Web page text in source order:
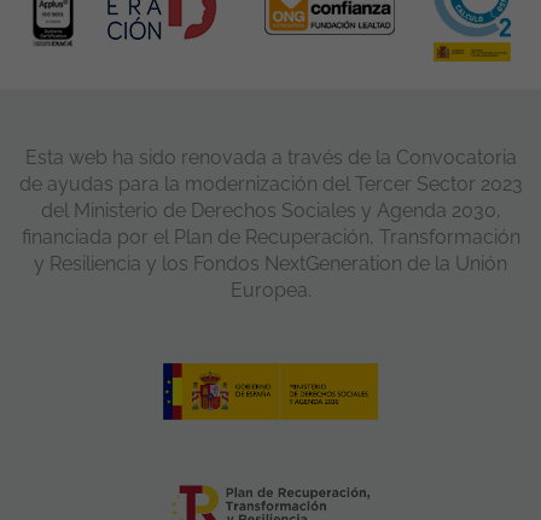
Esta web ha sido renovada a través de la Convocatoria
de ayudas para la modernización del Tercer Sector 2023
del Ministerio de Derechos Sociales y Agenda 2030,
financiada por el Plan de Recuperación, Transformación
y Resiliencia y los Fondos NextGeneration de la Unión
Europea.